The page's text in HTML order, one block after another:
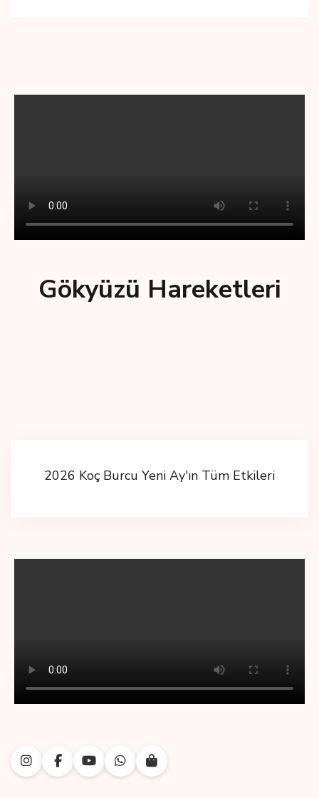
Gökyüzü Hareketleri
2026 Koç Burcu Yeni Ay'ın Tüm Etkileri